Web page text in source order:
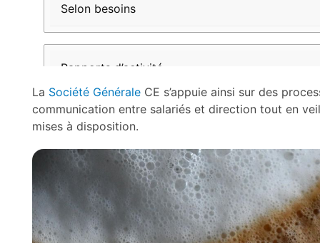
Selon besoins
Rapports d’activité
Présentation des bilans financiers et sociaux
Chaque trimestre
La Société Générale CE s’appuie ainsi sur des
communication entre salariés et direction tout en
mises à disposition.